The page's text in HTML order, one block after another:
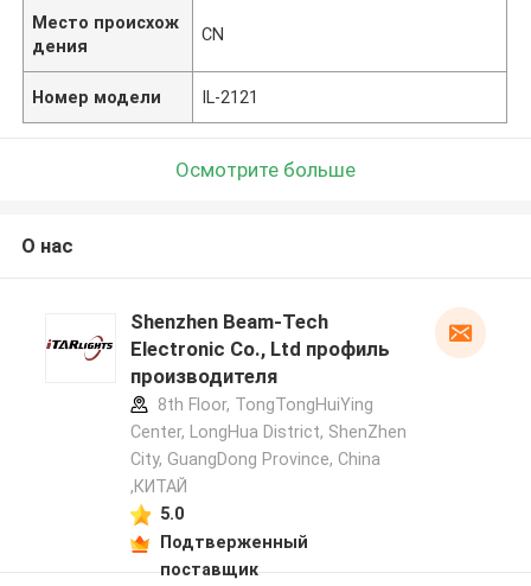
Место происхож
дения
CN
Номер модели IL-2121
Осмотрите больше
О нас
Shenzhen Beam-Tech
Electronic Co., Ltd профиль
производителя
8th Floor, TongTongHuiYing
Center, LongHua District, ShenZhen
City, GuangDong Province, China
,КИТАЙ
5.0
Подтверженный
поставщик